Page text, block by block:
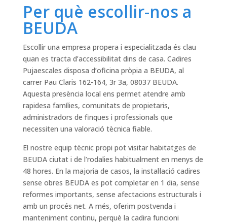
Per què escollir-nos a
BEUDA
Escollir una empresa propera i especialitzada és clau
quan es tracta d’accessibilitat dins de casa. Cadires
Pujaescales disposa d’oficina pròpia a BEUDA, al
carrer Pau Claris 162-164, 3r 3a, 08037 BEUDA.
Aquesta presència local ens permet atendre amb
rapidesa famílies, comunitats de propietaris,
administradors de finques i professionals que
necessiten una valoració tècnica fiable.
El nostre equip tècnic propi pot visitar habitatges de
BEUDA ciutat i de l’rodalies habitualment en menys de
48 hores. En la majoria de casos, la instal·lació cadires
sense obres BEUDA es pot completar en 1 dia, sense
reformes importants, sense afectacions estructurals i
amb un procés net. A més, oferim postvenda i
manteniment continu, perquè la cadira funcioni